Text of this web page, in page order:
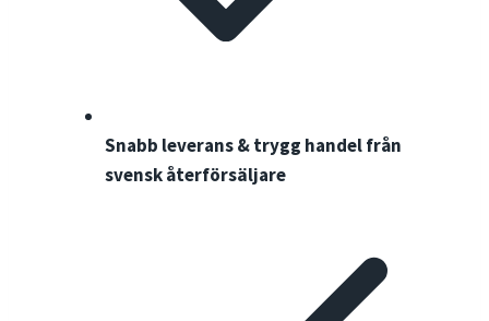
Snabb leverans & trygg handel från
svensk återförsäljare